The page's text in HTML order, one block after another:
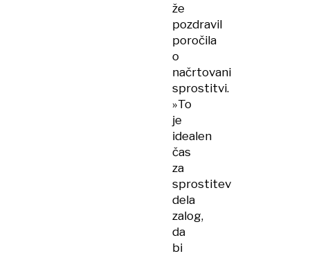
že
pozdravil
poročila
o
načrtovani
sprostitvi.
»To
je
idealen
čas
za
sprostitev
dela
zalog,
da
bi